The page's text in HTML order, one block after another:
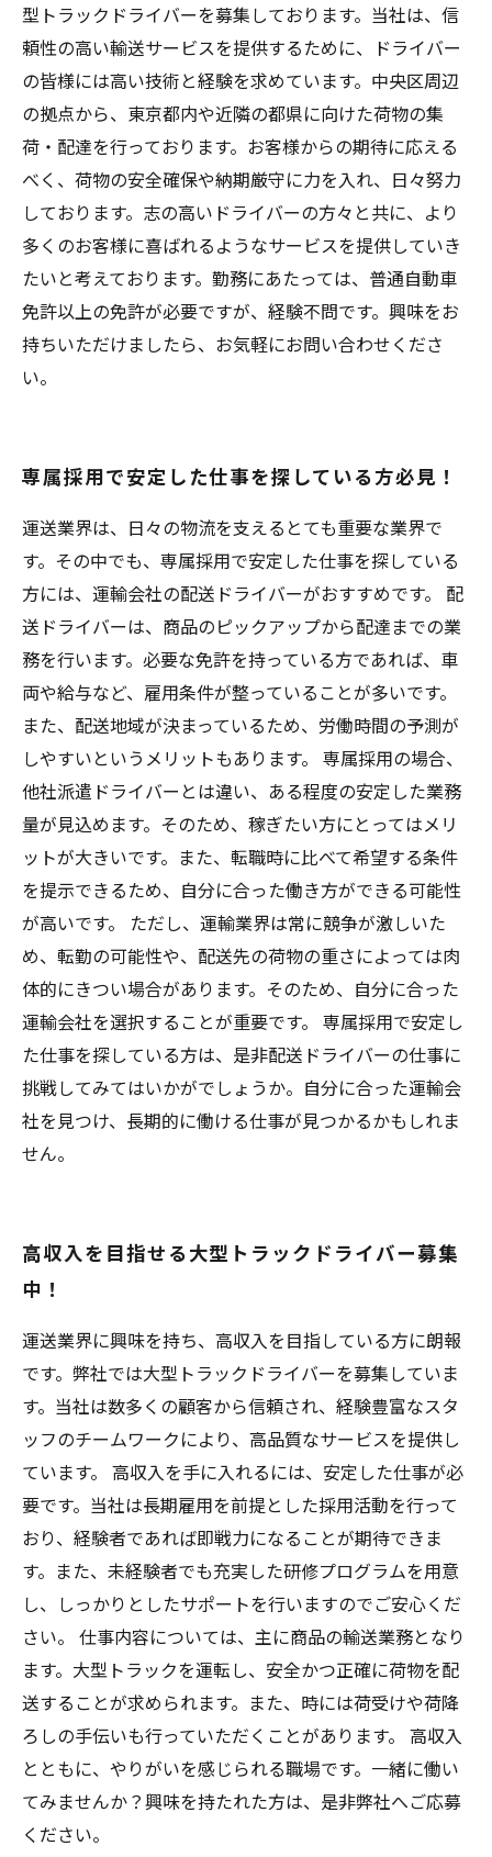
型トラックドライバーを募集しております。当社は、信
頼性の高い輸送サービスを提供するために、ドライバー
の皆様には高い技術と経験を求めています。中央区周辺
の拠点から、東京都内や近隣の都県に向けた荷物の集
荷・配達を行っております。お客様からの期待に応える
べく、荷物の安全確保や納期厳守に力を入れ、日々努力
しております。志の高いドライバーの方々と共に、より
多くのお客様に喜ばれるようなサービスを提供していき
たいと考えております。勤務にあたっては、普通自動車
免許以上の免許が必要ですが、経験不問です。興味をお
持ちいただけましたら、お気軽にお問い合わせくださ
い。
専属採用で安定した仕事を探している方必見！
運送業界は、日々の物流を支えるとても重要な業界で
す。その中でも、専属採用で安定した仕事を探している
方には、運輸会社の配送ドライバーがおすすめです。 配
送ドライバーは、商品のピックアップから配達までの業
務を行います。必要な免許を持っている方であれば、車
両や給与など、雇用条件が整っていることが多いです。
また、配送地域が決まっているため、労働時間の予測が
しやすいというメリットもあります。 専属採用の場合、
他社派遣ドライバーとは違い、ある程度の安定した業務
量が見込めます。そのため、稼ぎたい方にとってはメリ
ットが大きいです。また、転職時に比べて希望する条件
を提示できるため、自分に合った働き方ができる可能性
が高いです。 ただし、運輸業界は常に競争が激しいた
め、転勤の可能性や、配送先の荷物の重さによっては肉
体的にきつい場合があります。そのため、自分に合った
運輸会社を選択することが重要です。 専属採用で安定し
た仕事を探している方は、是非配送ドライバーの仕事に
挑戦してみてはいかがでしょうか。自分に合った運輸会
社を見つけ、長期的に働ける仕事が見つかるかもしれま
せん。
高収入を目指せる大型トラックドライバー募集
中！
運送業界に興味を持ち、高収入を目指している方に朗報
です。弊社では大型トラックドライバーを募集していま
す。当社は数多くの顧客から信頼され、経験豊富なスタ
ッフのチームワークにより、高品質なサービスを提供し
ています。 高収入を手に入れるには、安定した仕事が必
要です。当社は長期雇用を前提とした採用活動を行って
おり、経験者であれば即戦力になることが期待できま
す。また、未経験者でも充実した研修プログラムを用意
し、しっかりとしたサポートを行いますのでご安心くだ
さい。 仕事内容については、主に商品の輸送業務となり
ます。大型トラックを運転し、安全かつ正確に荷物を配
送することが求められます。また、時には荷受けや荷降
ろしの手伝いも行っていただくことがあります。 高収入
とともに、やりがいを感じられる職場です。一緒に働い
てみませんか？興味を持たれた方は、是非弊社へご応募
ください。